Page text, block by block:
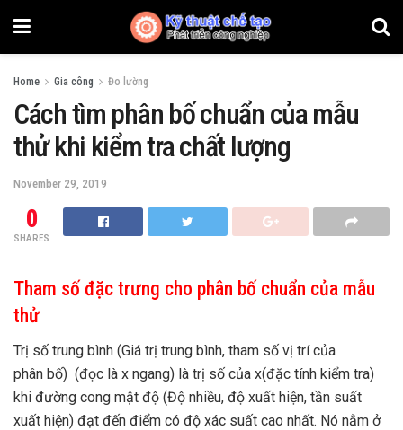
Home Gia công Đo lường
Cách tìm phân bố chuẩn của mẫu
thử khi kiểm tra chất lượng
November 29, 2019
0
SHARES
Tham số đặc trưng cho phân bố chuẩn của mẫu
thử
Trị số trung bình (Giá trị trung bình, tham số vị trí của
phân bố) (đọc là x ngang) là trị số của x(đặc tính kiểm tra)
khi đường cong mật độ (Độ nhiều, độ xuất hiện, tần suất
xuất hiện) đạt đến điểm có độ xác suất cao nhất. Nó nằm ở